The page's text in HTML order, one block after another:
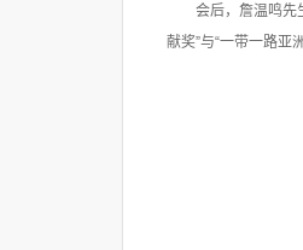
会后，詹温鸣先
献奖”与“一带一路亚